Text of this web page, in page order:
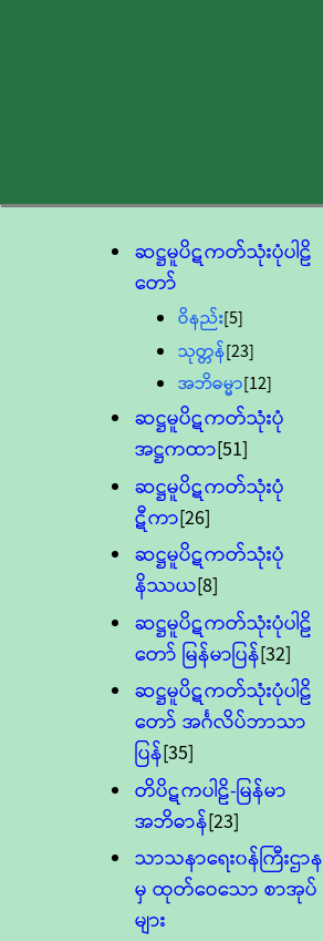
ဆဋ္ဌမူပိဋကတ်သုံးပုံပါဠိ
တော်
ဝိနည်း[5]
သုတ္တန်[23]
အဘိဓမ္မာ[12]
ဆဋ္ဌမူပိဋကတ်သုံးပုံ
အဋ္ဌကထာ[51]
ဆဋ္ဌမူပိဋကတ်သုံးပုံ
ဋီကာ[26]
ဆဋ္ဌမူပိဋကတ်သုံးပုံ
နိဿယ[8]
ဆဋ္ဌမူပိဋကတ်သုံးပုံပါဠိ
တော် မြန်မာပြန်[32]
ဆဋ္ဌမူပိဋကတ်သုံးပုံပါဠိ
တော် အင်္ဂလိပ်ဘာသာ
ပြန်[35]
တိပိဋကပါဠိ-မြန်မာ
အဘိဓာန်[23]
သာသနာရေး၀န်ကြီးဌာန
မှ ထုတ်ဝေသော စာအုပ်
များ